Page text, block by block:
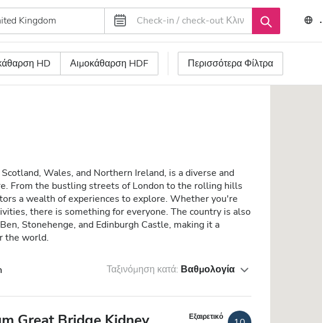
HD Αιμοκάθαρση HDF Περισσότερα Φίλτρα
Wales, and Northern Ireland, is a diverse and
From the bustling streets of London to the rolling hills
a wealth of experiences to explore. Whether you're
there is something for everyone. The country is also
Stonehenge, and Edinburgh Castle, making it a
the world.
Ταξινόμηση κατά: Βαθμολογία
Εξαιρετικό